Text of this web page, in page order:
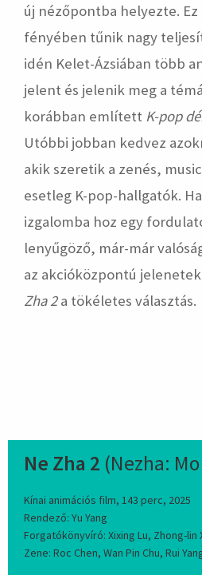
új nézőpontba helyezte.
fényében tűnik nagy
idén Kelet-Ázsiában több
jelent és jelenik meg a
korábban említett K-pop
Utóbbi jobban kedvez
akik szeretik a zenés,
esetleg K-pop-hallgatók.
izgalomba hoz egy
lenyűgöző, már-már
az akcióközpontú
Zha 2a tökéletes választás.
Ne Zha 2 (Nezha:
Kínai animációs film, 143 perc, 2025
Rendező: Yu Yang
Forgatókönyvíró: Xixing Lu, Zhong-lin
Zene: Roc Chen, Wan Pin Chu, Rui